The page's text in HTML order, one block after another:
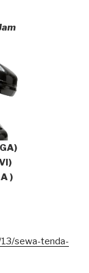
)
sewa-tenda-